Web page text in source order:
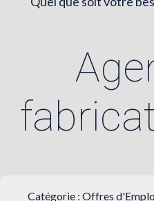
Catégorie : Offres